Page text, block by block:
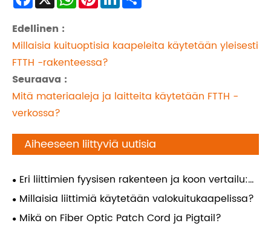
Edellinen :
Millaisia ​​kuituoptisia kaapeleita käytetään yleisesti
FTTH -rakenteessa?
Seuraava :
Mitä materiaaleja ja laitteita käytetään FTTH -
verkossa?
Aiheeseen liittyviä uutisia
Eri liittimien fyysisen rakenteen ja koon vertailu:
LC, SC, FC, ST, MPO
Millaisia ​​liittimiä käytetään valokuitukaapelissa?
Mikä on Fiber Optic Patch Cord ja Pigtail?